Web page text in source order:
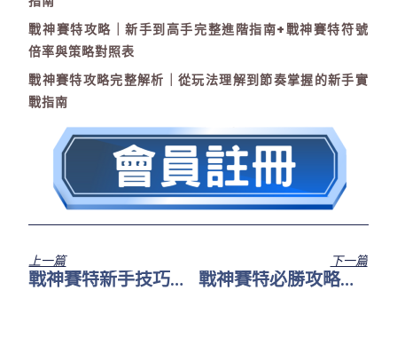
戰神賽特攻略｜新手到高手完整進階指南+戰神賽特符號
倍率與策略對照表
戰神賽特攻略完整解析｜從玩法理解到節奏掌握的新手實
戰指南
上一篇
戰神賽特新手技巧全整理｜新手必學簡單技巧，快速上手不再亂轉
下一篇
戰神賽特必勝攻略大公開｜必學戰神賽特必勝攻略，教你穩定掌握盤面節奏